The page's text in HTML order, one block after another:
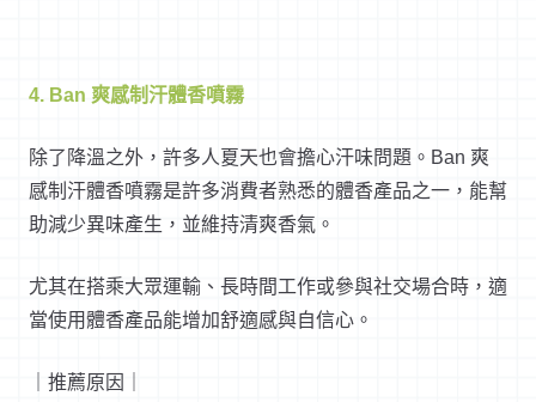
4. Ban 爽感制汗體香噴霧
除了降溫之外，許多人夏天也會擔心汗味問題。Ban 爽
感制汗體香噴霧是許多消費者熟悉的體香產品之一，能幫
助減少異味產生，並維持清爽香氣。
尤其在搭乘大眾運輸、長時間工作或參與社交場合時，適
當使用體香產品能增加舒適感與自信心。
｜推薦原因｜